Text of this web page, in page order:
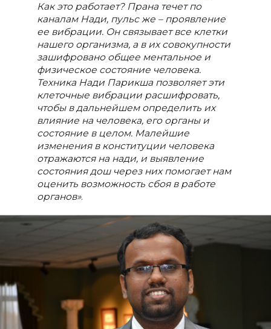
Как это работает? Прана течет по
каналам Нади, пульс же – проявление
ее вибрации. Он связывает все клетки
нашего организма, а в их совокупности
зашифровано общее ментальное и
физическое состояние человека.
Техника Нади Парикша позволяет эти
клеточные вибрации расшифровать,
чтобы в дальнейшем определить их
влияние на человека, его органы и
состояние в целом. Малейшие
изменения в конституции человека
отражаются на нади, и выявление
состояния дош через них помогает нам
оценить возможность сбоя в работе
органов».